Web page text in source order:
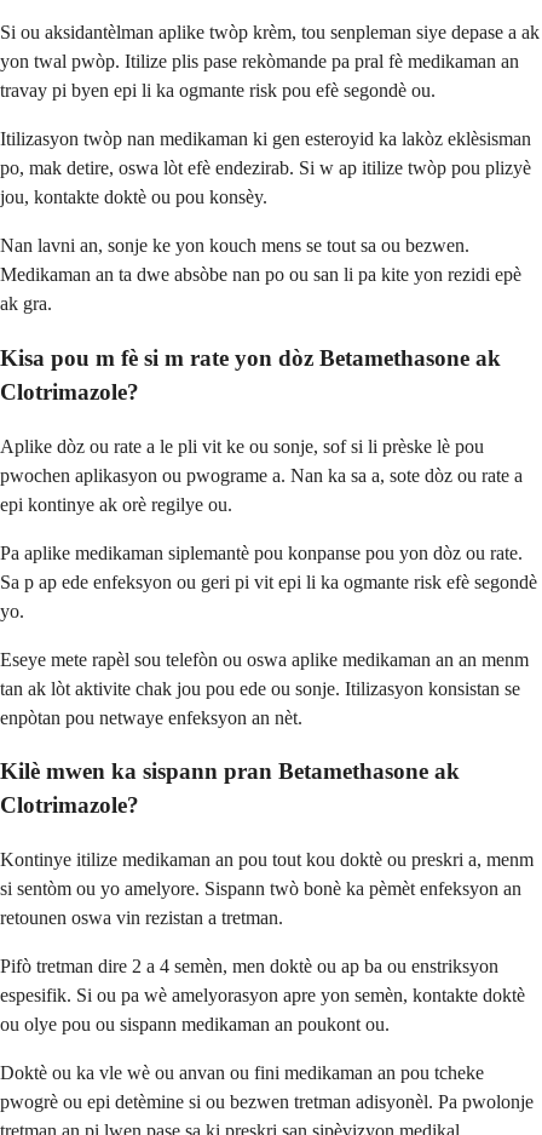
Si ou aksidantèlman aplike twòp krèm, tou senpleman siye depase a ak
yon twal pwòp. Itilize plis pase rekòmande pa pral fè medikaman an
travay pi byen epi li ka ogmante risk pou efè segondè ou.
Itilizasyon twòp nan medikaman ki gen esteroyid ka lakòz eklèsisman
po, mak detire, oswa lòt efè endezirab. Si w ap itilize twòp pou plizyè
jou, kontakte doktè ou pou konsèy.
Nan lavni an, sonje ke yon kouch mens se tout sa ou bezwen.
Medikaman an ta dwe absòbe nan po ou san li pa kite yon rezidi epè
ak gra.
Kisa pou m fè si m rate yon dòz Betamethasone ak
Clotrimazole?
Aplike dòz ou rate a le pli vit ke ou sonje, sof si li prèske lè pou
pwochen aplikasyon ou pwograme a. Nan ka sa a, sote dòz ou rate a
epi kontinye ak orè regilye ou.
Pa aplike medikaman siplemantè pou konpanse pou yon dòz ou rate.
Sa p ap ede enfeksyon ou geri pi vit epi li ka ogmante risk efè segondè
yo.
Eseye mete rapèl sou telefòn ou oswa aplike medikaman an an menm
tan ak lòt aktivite chak jou pou ede ou sonje. Itilizasyon konsistan se
enpòtan pou netwaye enfeksyon an nèt.
Kilè mwen ka sispann pran Betamethasone ak
Clotrimazole?
Kontinye itilize medikaman an pou tout kou doktè ou preskri a, menm
si sentòm ou yo amelyore. Sispann twò bonè ka pèmèt enfeksyon an
retounen oswa vin rezistan a tretman.
Pifò tretman dire 2 a 4 semèn, men doktè ou ap ba ou enstriksyon
espesifik. Si ou pa wè amelyorasyon apre yon semèn, kontakte doktè
ou olye pou ou sispann medikaman an poukont ou.
Doktè ou ka vle wè ou anvan ou fini medikaman an pou tcheke
pwogrè ou epi detèmine si ou bezwen tretman adisyonèl. Pa pwolonje
tretman an pi lwen pase sa ki preskri san sipèvizyon medikal.